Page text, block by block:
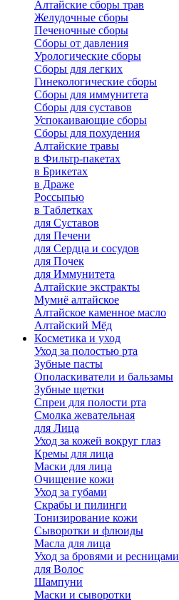
Алтайские сборы трав
Желудочные сборы
Печеночные сборы
Сборы от давления
Урологические сборы
Сборы для легких
Гинекологические сборы
Сборы для иммунитета
Сборы для суставов
Успокаивающие сборы
Сборы для похудения
Алтайские травы
в Фильтр-пакетах
в Брикетах
в Драже
Россыпью
в Таблетках
для Cуставов
для Печени
для Сердца и сосудов
для Почек
для Иммунитета
Алтайские экстракты
Мумиё алтайское
Алтайское каменное масло
Алтайский Мёд
Косметика и уход
Уход за полостью рта
Зубные пасты
Ополаскиватели и бальзамы
Зубные щетки
Спреи для полости рта
Смолка жевательная
для Лица
Уход за кожей вокруг глаз
Кремы для лица
Маски для лица
Очищение кожи
Уход за губами
Скрабы и пилинги
Тонизирование кожи
Сыворотки и флюиды
Масла для лица
Уход за бровями и ресницами
для Волос
Шампуни
Маски и сыворотки